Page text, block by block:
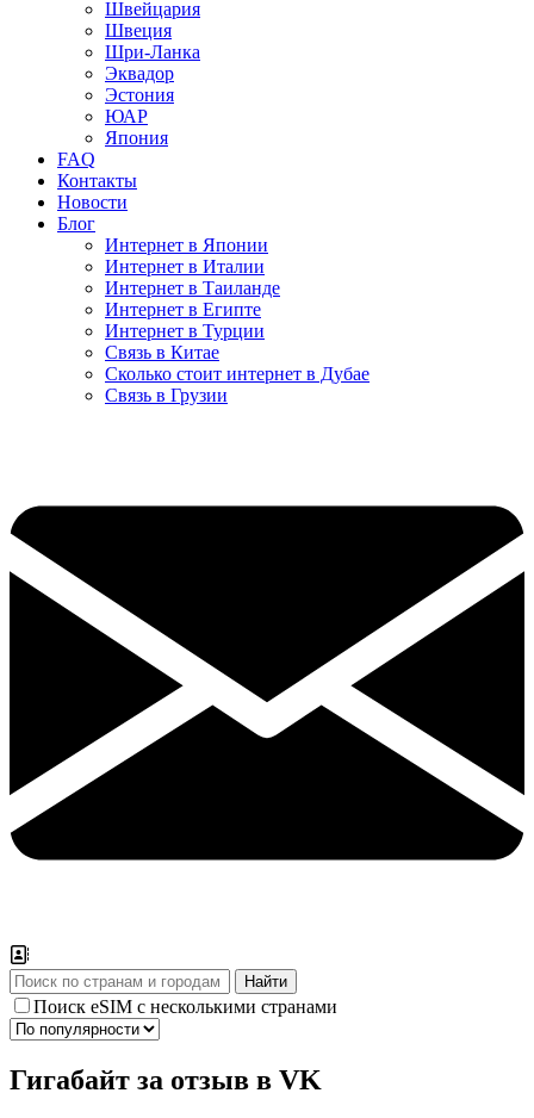
Швейцария
Швеция
Шри-Ланка
Эквадор
Эстония
ЮАР
Япония
FAQ
Контакты
Новости
Блог
Интернет в Японии
Интернет в Италии
Интернет в Таиланде
Интернет в Египте
Интернет в Турции
Связь в Китае
Сколько стоит интернет в Дубае
Связь в Грузии
Поиск eSIM с несколькими странами
Гигабайт за отзыв в VK